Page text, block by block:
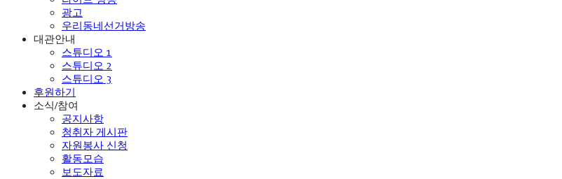
광고
우리동네선거방송
대관안내
스튜디오 1
스튜디오 2
스튜디오 3
후원하기
소식/참여
공지사항
청취자 게시판
자원봉사 신청
활동모습
보도자료